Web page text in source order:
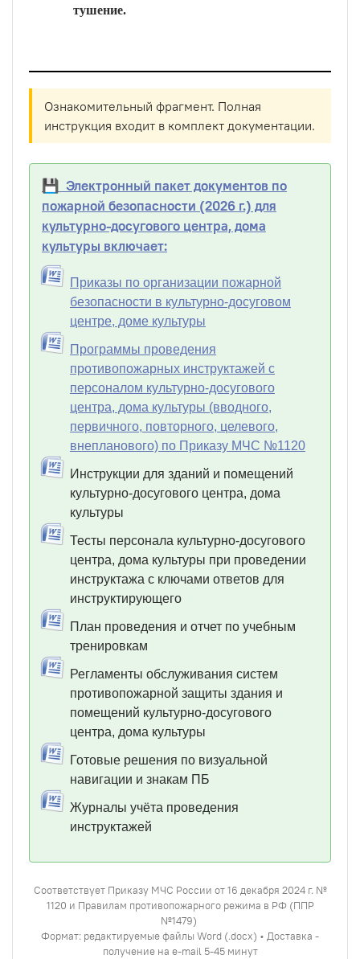
тушение.
Ознакомительный фрагмент. Полная
инструкция входит в комплект документации.
💾 Электронный пакет документов по
пожарной безопасности (2026 г.) для
культурно-досугового центра, дома
культуры включает:
Приказы по организации пожарной
безопасности в культурно-досуговом
центре, доме культуры
Программы проведения
противопожарных инструктажей с
персоналом культурно-досугового
центра, дома культуры (вводного,
первичного, повторного, целевого,
внепланового) по Приказу МЧС №1120
Инструкции для зданий и помещений
культурно-досугового центра, дома
культуры
Тесты персонала культурно-досугового
центра, дома культуры при проведении
инструктажа с ключами ответов для
инструктирующего
План проведения и отчет по учебным
тренировкам
Регламенты обслуживания систем
противопожарной защиты здания и
помещений культурно-досугового
центра, дома культуры
Готовые решения по визуальной
навигации и знакам ПБ
Журналы учёта проведения
инструктажей
Соответствует Приказу МЧС России от 16 декабря 2024 г. №
1120 и Правилам противопожарного режима в РФ (ППР
№1479)
Формат: редактируемые файлы Word (.docx) • Доставка -
получение на e-mail 5-45 минут